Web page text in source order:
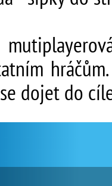
dojet do